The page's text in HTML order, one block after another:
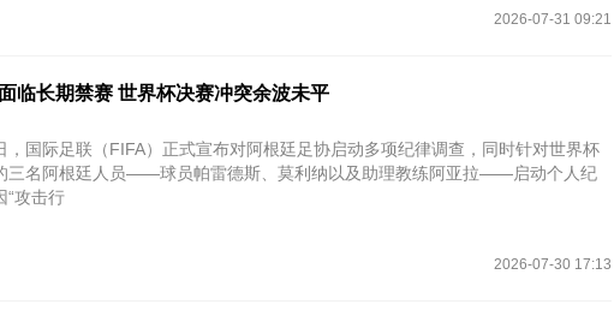
2026-07-31 09:21
临长期禁赛 世界杯决赛冲突余波未平
，国际足联（FIFA）正式宣布对阿根廷足协启动多项纪律调查，同时针对世界杯
三名阿根廷人员——球员帕雷德斯、莫利纳以及助理教练阿亚拉——启动个人纪
“攻击行
2026-07-30 17:13